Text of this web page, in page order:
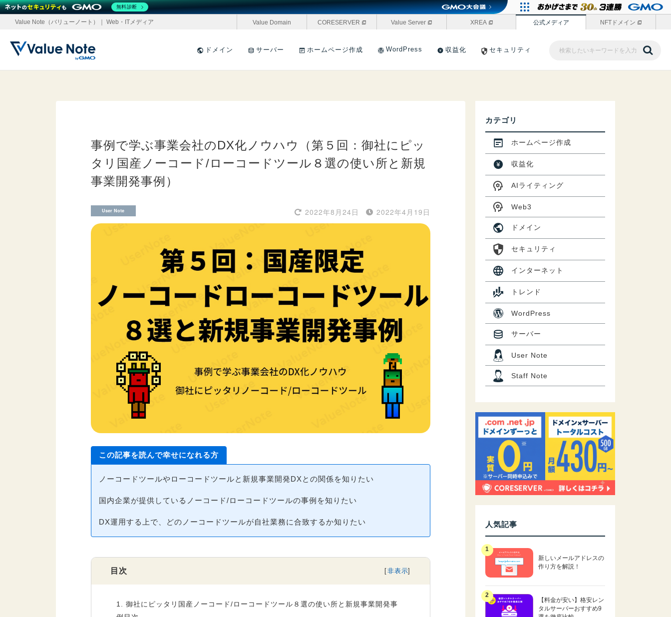
Value Note（バリューノート）｜ Web・ITメディア Value Domain CORESERVER Value Server XREA 公式メディア NFTドメイン
ドメイン サーバー ホームページ作成 WordPress 収益化 セキュリティ
事例で学ぶ事業会社のDX化ノウハウ（第５回：御社にピッ
タリ国産ノーコード/ローコードツール８選の使い所と新規
事業開発事例）
2022年4月19日
2022年8月24日
User Note
この記事を読んで幸せになれる方
ノーコードツールやローコードツールと新規事業開発DXとの関係を知りたい
国内企業が提供しているノーコード/ローコードツールの事例を知りたい
DX運用する上で、どのノーコードツールが自社業務に合致するか知りたい
目次
1.
御社にピッタリ国産ノーコード/ローコードツール８選の使い所と新規事業開発事
カテゴリ
ホームページ作成
収益化
AIライティング
Web3
ドメイン
セキュリティ
インターネット
トレンド
WordPress
サーバー
User Note
Staff Note
人気記事
新しいメールアドレスの
作り方を解説！
【料金が安い】格安レン
タルサーバーおすすめ9
無料診断